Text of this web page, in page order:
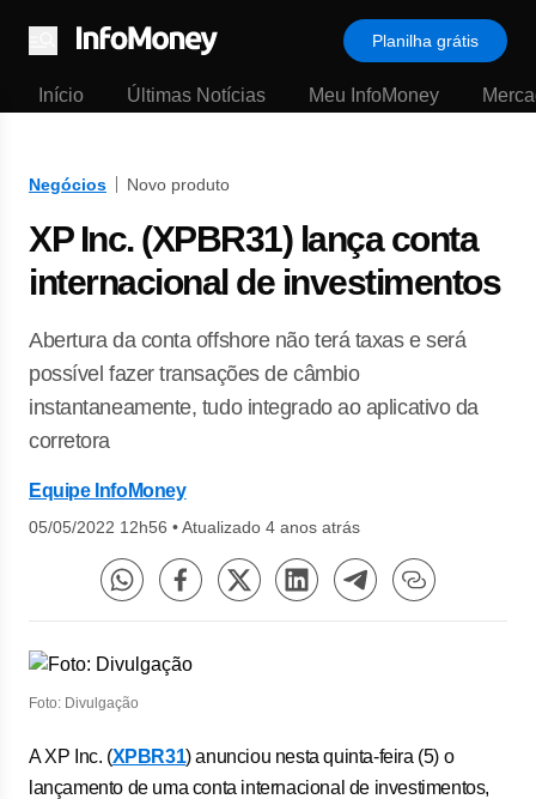
Menu
Planilha grátis
Início Últimas Notícias Meu InfoMoney
Negócios Novo produto
XP Inc. (XPBR31) lança conta
internacional de investimentos
Abertura da conta offshore não terá taxas e será
possível fazer transações de câmbio
instantaneamente, tudo integrado ao aplicativo da
corretora
Equipe InfoMoney
05/05/2022 12h56 •Atualizado 4 anos atrás
Foto: Divulgação
A XP Inc. (XPBR31) anunciou nesta quinta-feira (5) o
lançamento de uma conta internacional de investimentos,